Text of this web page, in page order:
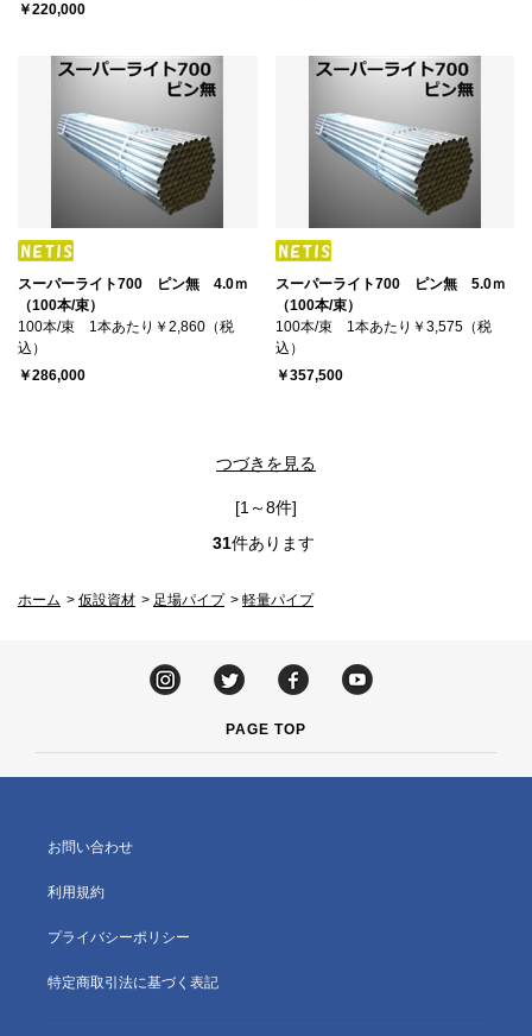
￥220,000
スーパーライト700 ピン無 4.0ｍ
（100本/束）
100本/束 1本あたり￥2,860（税
込）
￥286,000
スーパーライト700 ピン無 5.0ｍ
（100本/束）
100本/束 1本あたり￥3,575（税
込）
￥357,500
つづきを見る
[1～8件]
31件あります
ホーム > 仮設資材 > 足場パイプ > 軽量パイプ
PAGE TOP
お問い合わせ
利用規約
プライバシーポリシー
特定商取引法に基づく表記